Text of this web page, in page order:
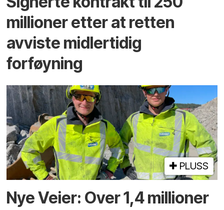
millioner etter at retten
avviste midlertidig
forføyning
PLUSS
Nye Veier: Over 1,4 millioner